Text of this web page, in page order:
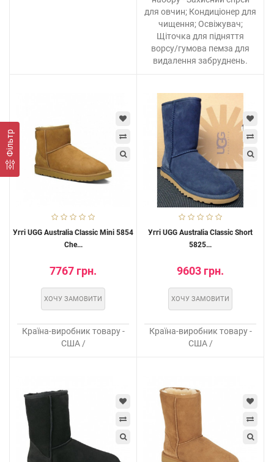
Фільтр
для овчин; Кондиціонер для
чищення; Освіжувач;
Щіточка для підняття
ворсу/гумова пемза для
видалення забруднень.
Уггі UGG Australia Classic Mini 5854
Che...
7767 грн.
ХОЧУ ЗАМОВИТИ
Країна-виробник товару -
США /
Уггі UGG Australia Classic Short
5825...
9603 грн.
ХОЧУ ЗАМОВИТИ
Країна-виробник товару -
США /